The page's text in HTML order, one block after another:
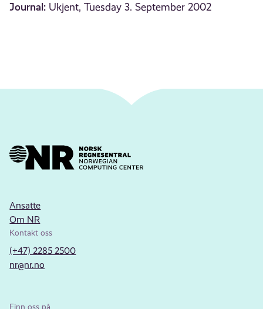
Journal: Ukjent, Tuesday 3. September 2002
Ansatte
Om NR
Kontakt oss
(+47) 2285 2500
nr@nr.no
Finn oss på